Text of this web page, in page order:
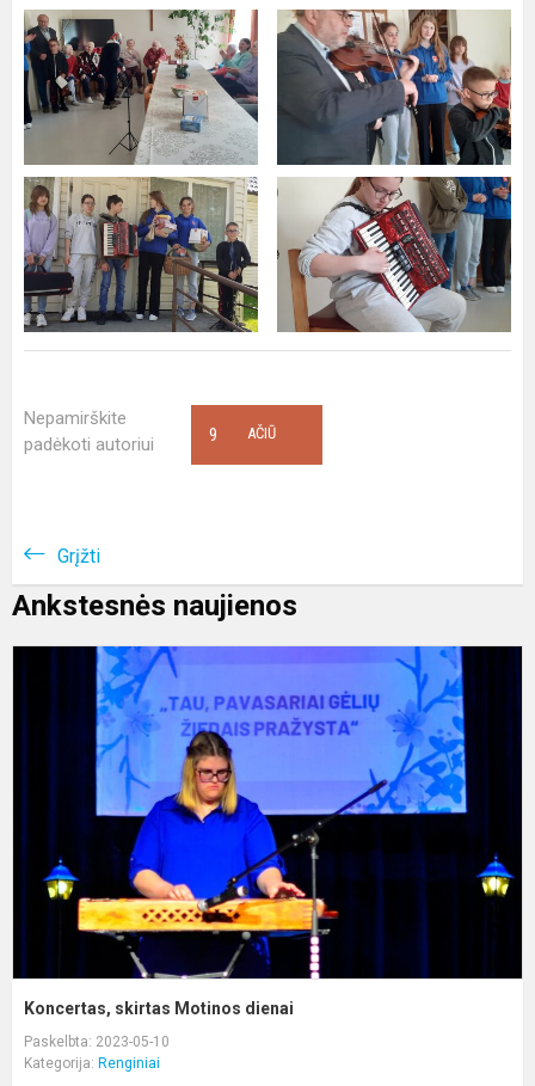
Nepamirškite
padėkoti autoriui
AČIŪ
9
Grįžti
Ankstesnės naujienos
Koncertas, skirtas Motinos dienai
Paskelbta: 2023-05-10
Kategorija: Renginiai